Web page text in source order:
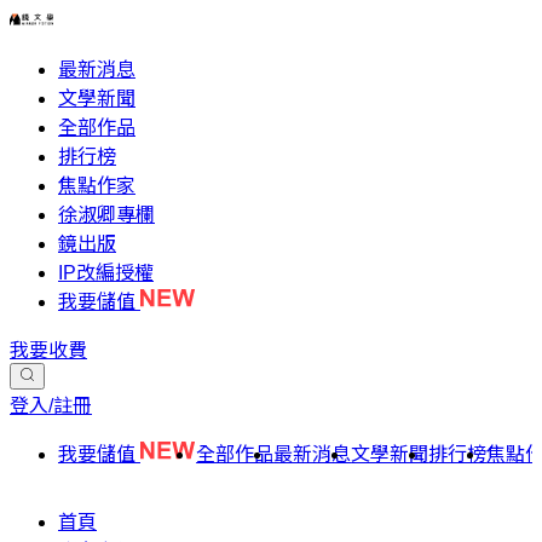
最新消息
文學新聞
全部作品
排行榜
焦點作家
徐淑卿專欄
鏡出版
IP改編授權
我要儲值
我要收費
登入/註冊
我要儲值 全部作品最新消息文學新聞排行榜焦點
首頁